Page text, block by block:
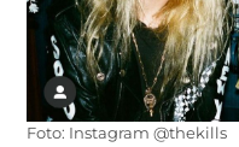
Foto: Instagram @thekills